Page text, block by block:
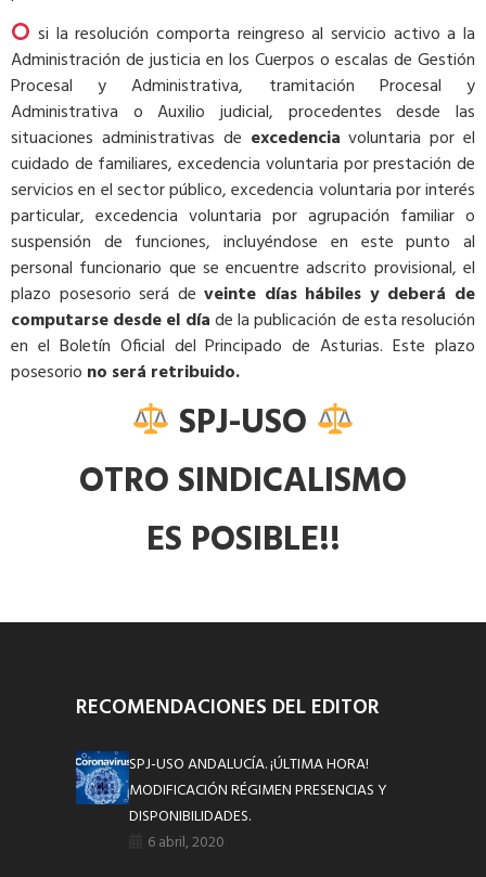
si la resolución comporta reingreso al servicio activo a la
Administración de justicia en los Cuerpos o escalas de Gestión
Procesal y Administrativa, tramitación Procesal y
Administrativa o Auxilio judicial, procedentes desde las
situaciones administrativas de excedencia voluntaria por el
cuidado de familiares, excedencia voluntaria por prestación de
servicios en el sector público, excedencia voluntaria por interés
particular, excedencia voluntaria por agrupación familiar o
suspensión de funciones, incluyéndose en este punto al
personal funcionario que se encuentre adscrito provisional, el
plazo posesorio será deveinte días hábiles y deberá de
computarse desde el díade la publicación de esta resolución
en el Boletín Oficial del Principado de Asturias. Este plazo
posesorio no será retribuido.
SPJ-USO
OTRO SINDICALISMO
ES POSIBLE!!
RECOMENDACIONES DEL EDITOR
SPJ-USO ANDALUCÍA. ¡ÚLTIMA HORA!
MODIFICACIÓN RÉGIMEN PRESENCIAS Y
DISPONIBILIDADES.
6 abril, 2020